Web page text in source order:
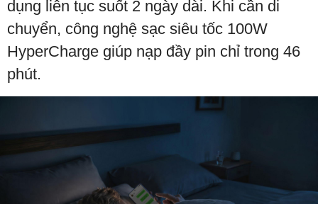
dụng liên tục suốt 2 ngày dài. Khi cần di
chuyển, công nghệ sạc siêu tốc 100W
HyperCharge giúp nạp đầy pin chỉ trong 46
phút.